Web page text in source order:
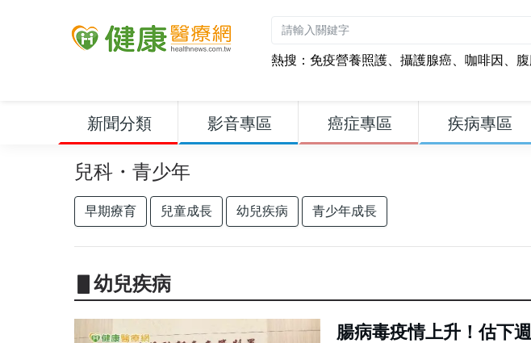
熱搜： 免疫營養照護、 攝護腺癌、 咖啡因、
新聞分類 影音專區 癌症專區 疾病專區
兒科・青少年
早期療育 兒童成長 幼兒疾病 青少年成長
▋幼兒疾病
腸病毒疫情上升！估下